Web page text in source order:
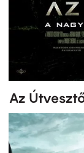
Az